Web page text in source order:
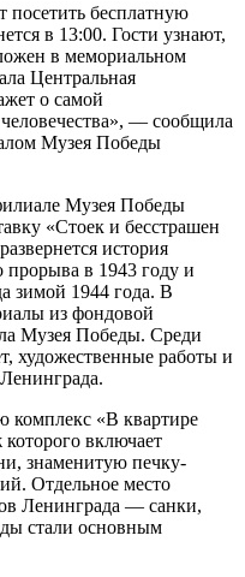
посетить бесплатную
в 13:00. Гости узнают,
в мемориальном
Центральная
о самой
— сообщила
Музея Победы
Музея Победы
«Стоек и бесстрашен
история
прорыва в 1943 году и
зимой 1944 года. В
из фондовой
Музея Победы. Среди
художественные работы и
комплекс «В квартире
включает
знаменитую печку-
Отдельное место
Ленинграда — санки,
стали основным